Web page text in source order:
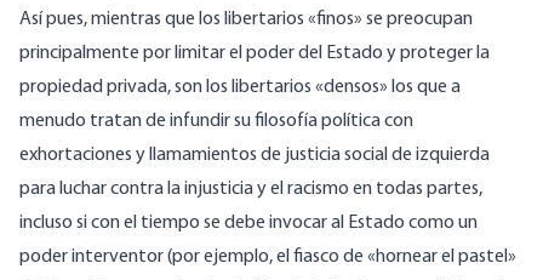
Así pues, mientras que los libertarios «finos» se preocupan
principalmente por limitar el poder del Estado y proteger la
propiedad privada, son los libertarios «densos» los que a
menudo tratan de infundir su filosofía política con
exhortaciones y llamamientos de justicia social de izquierda
para luchar contra la injusticia y el racismo en todas partes,
incluso si con el tiempo se debe invocar al Estado como un
poder interventor (por ejemplo, el fiasco de «hornear el pastel»